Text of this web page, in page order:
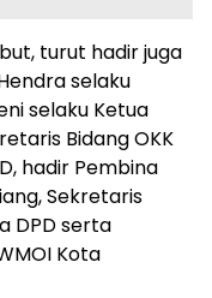
turut hadir juga
selaku
selaku Ketua
Bidang OKK
hadir Pembina
Sekretaris
DPD serta
Kota